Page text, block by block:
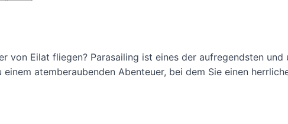
von Eilat fliegen? Parasailing ist eines der aufregendsten
atemberaubenden Abenteuer, bei dem Sie einen